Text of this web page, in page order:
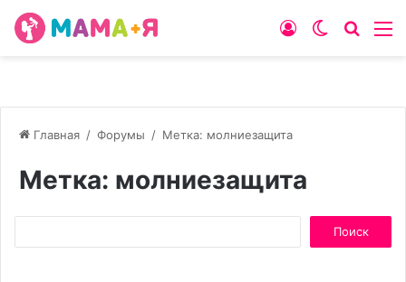
Switch
Войти
Главная / Форумы / Метка: молниезащита
Метка: молниезащита